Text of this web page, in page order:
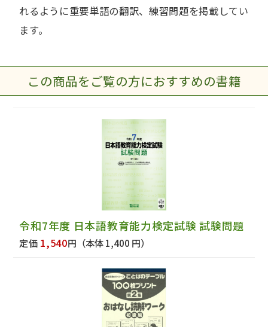
れるように重要単語の翻訳、練習問題を掲載してい
ます。
この商品をご覧の方におすすめの書籍
令和7年度 日本語教育能力検定試験 試験問題
定価 1,540円 （本体 1,400 円）